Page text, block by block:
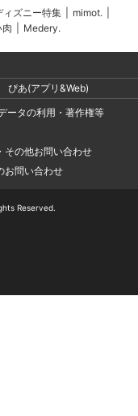
ィズニー特集 mimot.
肉 Medery.
ぴあ(アプリ&Web)
ータの利用・著作権等
その他お問い合わせ
お問い合わせ
Reserved.